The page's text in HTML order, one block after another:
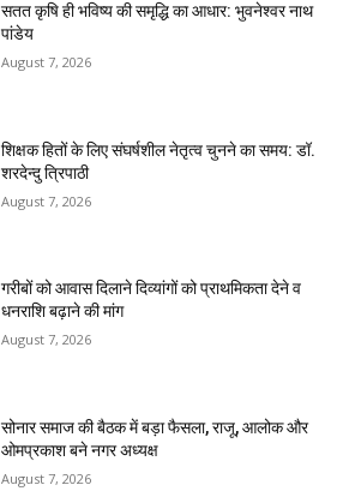
सतत कृषि ही भविष्य की समृद्धि का आधार: भुवनेश्वर नाथ
पांडेय
August 7, 2026
शिक्षक हितों के लिए संघर्षशील नेतृत्व चुनने का समय: डॉ.
शरदेन्दु त्रिपाठी
August 7, 2026
गरीबों को आवास दिलाने दिव्यांगों को प्राथमिकता देने व
धनराशि बढ़ाने की मांग
August 7, 2026
सोनार समाज की बैठक में बड़ा फैसला, राजू, आलोक और
ओमप्रकाश बने नगर अध्यक्ष
August 7, 2026